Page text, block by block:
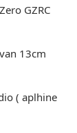
GZRC
13cm
( aplhine